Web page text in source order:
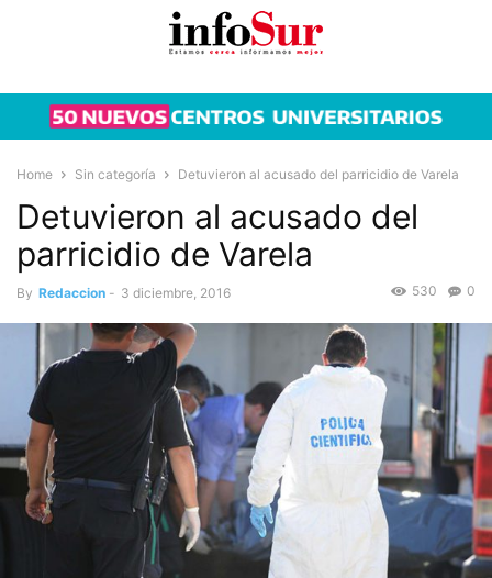
Home Sin categoría Detuvieron al acusado del parricidio de Varela
Detuvieron al acusado del
parricidio de Varela
By Redaccion - 3 diciembre, 2016 0
530